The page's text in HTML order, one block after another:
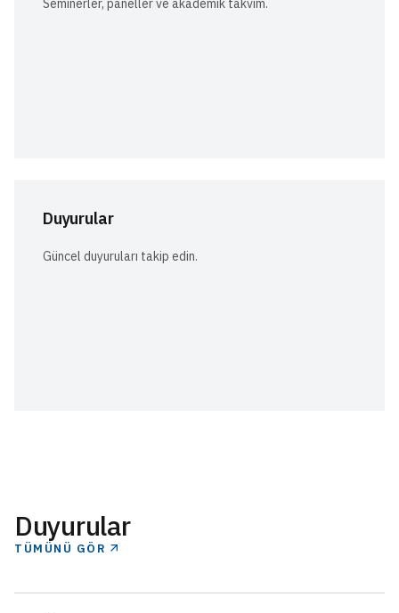
Seminerler, paneller ve akademik takvim.
Duyurular
Güncel duyuruları takip edin.
Duyurular
TÜMÜNÜ GÖR